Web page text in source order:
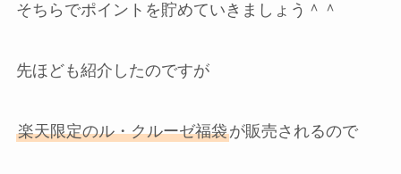
そちらでポイントを貯めていきましょう＾＾
先ほども紹介したのですが
楽天限定のル・クルーゼ福袋が販売されるので